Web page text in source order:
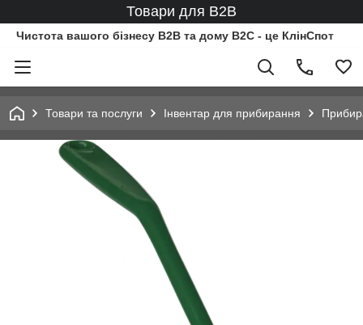
Товари для B2B
Чистота вашого бізнесу B2B та дому B2C - це КлінСпот
Товари та послуги Інвентар для прибирання